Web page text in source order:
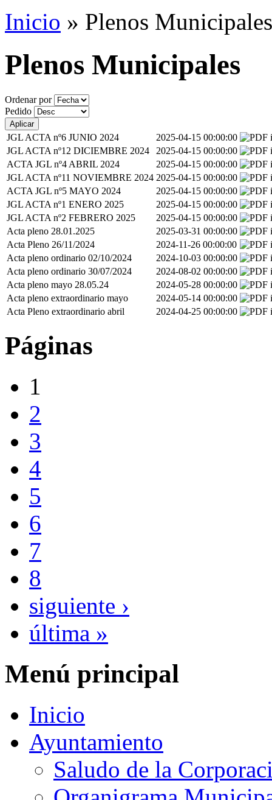
Inicio » Plenos Municipales
Plenos Municipales
Ordenar por
Pedido
JGL ACTA nº6 JUNIO 2024
2025-04-15 00:00:00
JGL ACTA nº12 DICIEMBRE 2024
2025-04-15 00:00:00
ACTA JGL nº4 ABRIL 2024
2025-04-15 00:00:00
JGL ACTA nº11 NOVIEMBRE 2024 2025-04-15 00:00:00
ACTA JGL nº5 MAYO 2024
2025-04-15 00:00:00
JGL ACTA nº1 ENERO 2025
2025-04-15 00:00:00
JGL ACTA nº2 FEBRERO 2025
2025-04-15 00:00:00
Acta pleno 28.01.2025
2025-03-31 00:00:00
Acta Pleno 26/11/2024
2024-11-26 00:00:00
Acta pleno ordinario 02/10/2024
2024-10-03 00:00:00
Acta pleno ordinario 30/07/2024
2024-08-02 00:00:00
Acta pleno mayo 28.05.24
2024-05-28 00:00:00
Acta pleno extraordinario mayo
2024-05-14 00:00:00
Acta Pleno extraordinario abril
2024-04-25 00:00:00
Páginas
1
2
3
4
5
6
7
8
siguiente ›
última »
Menú principal
Inicio
Ayuntamiento
Saludo de la